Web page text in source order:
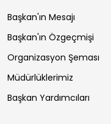
Başkan'ın Mesajı
Başkan'ın Özgeçmişi
Organizasyon Şeması
Müdürlüklerimiz
Başkan Yardımcıları